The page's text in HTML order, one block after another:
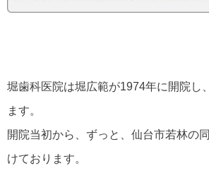
堀歯科医院は堀広範が1974年に開院し
ます。
開院当初から、ずっと、仙台市若林の
けております。